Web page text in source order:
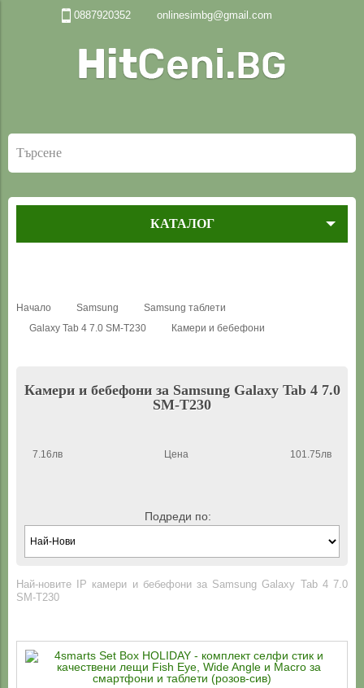
0887920352 onlinesimbg@gmail.com
КАТАЛОГ
Начало Samsung
Samsung таблети
Galaxy Tab 4 7.0 SM-T230
Камери и бебефони
Камери и бебефони за Samsung Galaxy Tab 4 7.0
SM-T230
7.16лв 101.75лв
Цена
Подреди по:
Най-новите IP камери и бебефони за Samsung Galaxy Tab 4 7.0
SM-T230